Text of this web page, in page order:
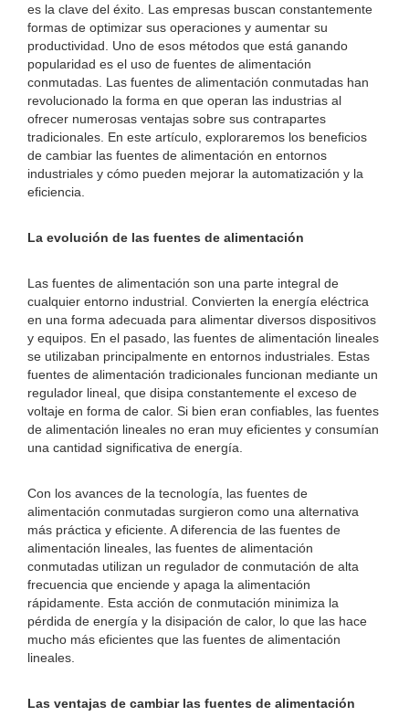
es la clave del éxito. Las empresas buscan constantemente
formas de optimizar sus operaciones y aumentar su
productividad. Uno de esos métodos que está ganando
popularidad es el uso de fuentes de alimentación
conmutadas. Las fuentes de alimentación conmutadas han
revolucionado la forma en que operan las industrias al
ofrecer numerosas ventajas sobre sus contrapartes
tradicionales. En este artículo, exploraremos los beneficios
de cambiar las fuentes de alimentación en entornos
industriales y cómo pueden mejorar la automatización y la
eficiencia.
La evolución de las fuentes de alimentación
Las fuentes de alimentación son una parte integral de
cualquier entorno industrial. Convierten la energía eléctrica
en una forma adecuada para alimentar diversos dispositivos
y equipos. En el pasado, las fuentes de alimentación lineales
se utilizaban principalmente en entornos industriales. Estas
fuentes de alimentación tradicionales funcionan mediante un
regulador lineal, que disipa constantemente el exceso de
voltaje en forma de calor. Si bien eran confiables, las fuentes
de alimentación lineales no eran muy eficientes y consumían
una cantidad significativa de energía.
Con los avances de la tecnología, las fuentes de
alimentación conmutadas surgieron como una alternativa
más práctica y eficiente. A diferencia de las fuentes de
alimentación lineales, las fuentes de alimentación
conmutadas utilizan un regulador de conmutación de alta
frecuencia que enciende y apaga la alimentación
rápidamente. Esta acción de conmutación minimiza la
pérdida de energía y la disipación de calor, lo que las hace
mucho más eficientes que las fuentes de alimentación
lineales.
Las ventajas de cambiar las fuentes de alimentación